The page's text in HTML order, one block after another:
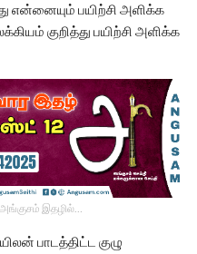
என்னையும் பயிற்சி அளிக்க
குறித்து பயிற்சி அளிக்க
இதழில்…
பாடத்திட்ட குழு